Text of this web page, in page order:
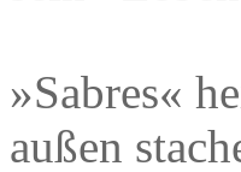
»Sabres«
außen